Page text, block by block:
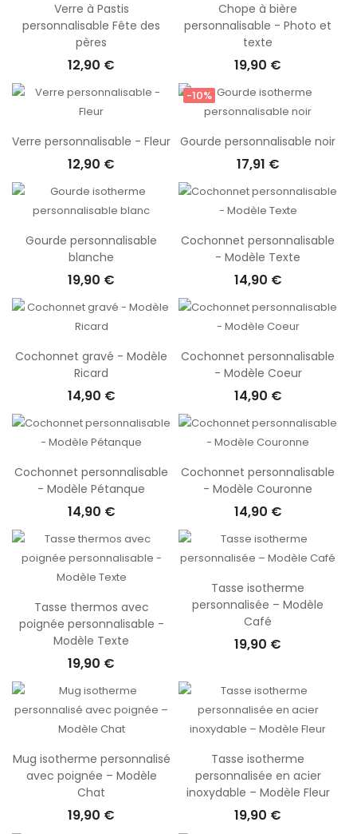
Verre à Pastis
personnalisable Fête des
pères
12,90 €
Chope à bière
personnalisable - Photo et
texte
19,90 €
Verre personnalisable - Fleur
12,90 €
-10%
Gourde personnalisable noir
17,91 €
Gourde personnalisable
blanche
19,90 €
Cochonnet personnalisable
- Modèle Texte
14,90 €
Cochonnet gravé - Modèle
Ricard
14,90 €
Cochonnet personnalisable
- Modèle Coeur
14,90 €
Cochonnet personnalisable
- Modèle Pétanque
14,90 €
Cochonnet personnalisable
- Modèle Couronne
14,90 €
Tasse thermos avec
poignée personnalisable -
Modèle Texte
19,90 €
Tasse isotherme
personnalisée – Modèle
Café
19,90 €
Mug isotherme personnalisé
avec poignée – Modèle
Chat
19,90 €
Tasse isotherme
personnalisée en acier
inoxydable – Modèle Fleur
19,90 €